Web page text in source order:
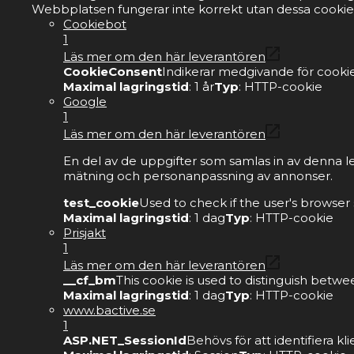
Webbplatsen fungerar inte korrekt utan dessa
Cookiebot
1
Läs mer om den här leverantören
CookieConsentIndikerar medgivande för
Maximal lagringstid: 1 årTyp: HTTP-cookie
Google
1
Läs mer om den här leverantören
En del av de uppgifter som samlas in av
mätning och personanpassning av annonser.
test_cookieUsed to check if the user's
Maximal lagringstid: 1 dagTyp: HTTP-cookie
Prisjakt
1
Läs mer om den här leverantören
__cf_bmThis cookie is used to distinguish
Maximal lagringstid: 1 dagTyp: HTTP-cookie
www.bactive.se
1
ASP.NET_SessionIdBehövs för att identifiera